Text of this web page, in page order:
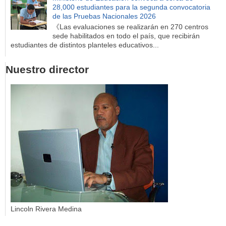
28,000 estudiantes para la segunda convocatoria
de las Pruebas Nacionales 2026
《Las evaluaciones se realizarán en 270 centros
sede habilitados en todo el país, que recibirán
estudiantes de distintos planteles educativos...
Nuestro director
Lincoln Rivera Medina